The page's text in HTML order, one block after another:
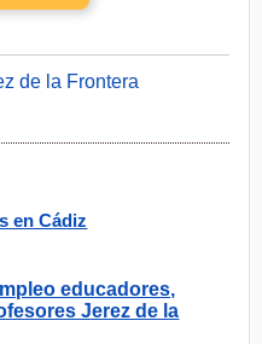
de la Frontera
en Cádiz
educadores,
Jerez de la